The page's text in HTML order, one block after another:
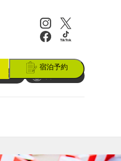
ス
宿泊予約